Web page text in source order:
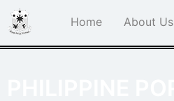
Home About Us